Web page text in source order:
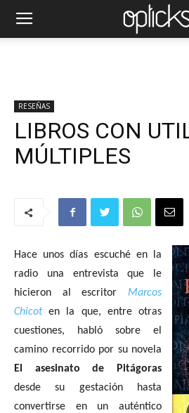
RESEÑAS
LIBROS CON
MÚLTIPLES
Hace unos días escuché en la
radio una entrevista que le
hicieron al escritor Marcos
Chicoten la que, entre otras
cuestiones, habló sobre el
camino recorrido por su novela
El asesinato de Pitágoras
desde su gestación hasta
convertirse en un auténtico